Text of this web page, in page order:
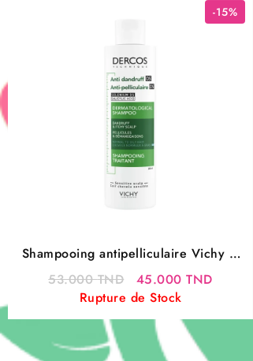
-15%
Shampooing antipelliculaire Vichy –
Dercos Cheveux gras 200 ml
53.000TND
Le
prix
initial
était :
53.000 TND.
45.000TNDLe
actuel
Rupture de Stock